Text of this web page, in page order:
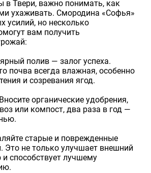
в Твери, важно понимать, как
ухаживать. Смородина «Софья»
усилий, но несколько
вам получить
полив — залог успеха.
почва всегда влажная, особенно
и созревания ягод.
органические удобрения,
или компост, два раза в год —
старые и поврежденные
Это не только улучшает внешний
и способствует лучшему